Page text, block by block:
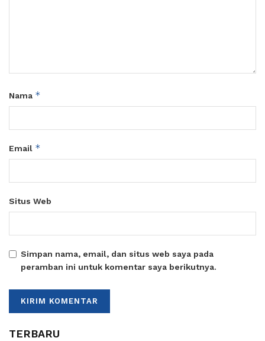
Nama *
Email *
Situs Web
Simpan nama, email, dan situs web saya pada
peramban ini untuk komentar saya berikutnya.
TERBARU